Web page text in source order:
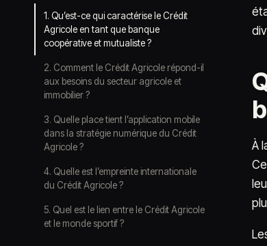
1. Qu’est-ce qui caractérise le Crédit
Agricole en tant que banque
coopérative et mutualiste ?
2. Comment le Crédit Agricole répond-il
aux besoins du secteur agricole et
immobilier ?
3. Quelle place tient l’application mobile
dans la stratégie numérique du Crédit
Agricole ?
4. Quelle est l’empreinte internationale
du Crédit Agricole ?
5. Quel est le lien entre le Crédit Agricole
et le monde sportif ?
À